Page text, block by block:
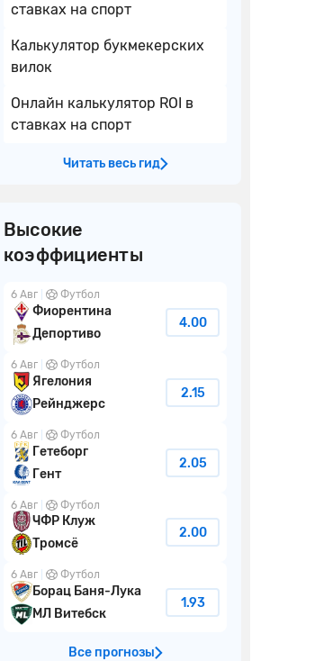
ставках на спорт
Калькулятор букмекерских
вилок
Онлайн калькулятор ROI в
ставках на спорт
Читать весь гид
Высокие
коэффициенты
6 Авг Футбол
Фиорентина
Депортиво
4.00
6 Авг Футбол
Ягелония
Рейнджерс
2.15
6 Авг Футбол
Гетеборг
Гент
2.05
6 Авг Футбол
ЧФР Клуж
Тромсё
2.00
6 Авг Футбол
Борац Баня-Лука
МЛ Витебск
1.93
Все прогнозы